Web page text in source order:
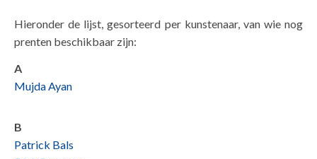
Hieronder de lijst, gesorteerd per kunstenaar, van wie nog
prenten beschikbaar zijn:
A
Mujda Ayan
B
Patrick Bals